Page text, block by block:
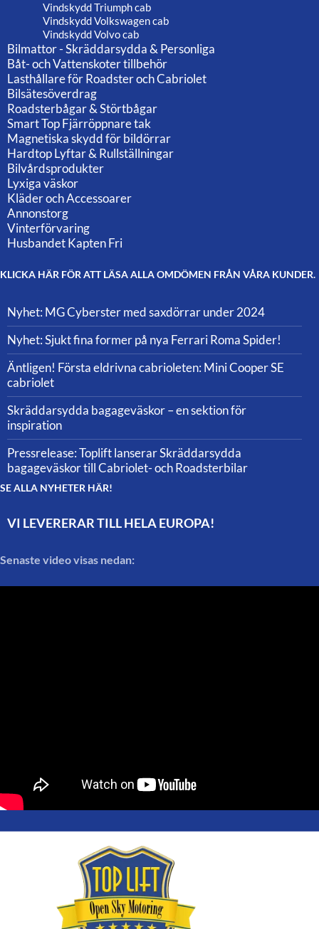
Vindskydd Triumph cab
Vindskydd Volkswagen cab
Vindskydd Volvo cab
Bilmattor - Skräddarsydda & Personliga
Båt- och Vattenskoter tillbehör
Lasthållare för Roadster och Cabriolet
Bilsätesöverdrag
Roadsterbågar & Störtbågar
Smart Top Fjärröppnare tak
Magnetiska skydd för bildörrar
Hardtop Lyftar & Rullställningar
Bilvårdsprodukter
Lyxiga väskor
Kläder och Accessoarer
Annonstorg
Vinterförvaring
Husbandet Kapten Fri
KLICKA HÄR FÖR ATT LÄSA ALLA OMDÖMEN FRÅN VÅRA KUNDER.
Nyhet: MG Cyberster med saxdörrar under 2024
Nyhet: Sjukt fina former på nya Ferrari Roma Spider!
Äntligen! Första eldrivna cabrioleten: Mini Cooper SE
cabriolet
Skräddarsydda bagageväskor – en sektion för
inspiration
Pressrelease: Toplift lanserar Skräddarsydda
bagageväskor till Cabriolet- och Roadsterbilar
SE ALLA NYHETER HÄR!
VI LEVERERAR TILL HELA EUROPA!
Senaste video visas nedan: